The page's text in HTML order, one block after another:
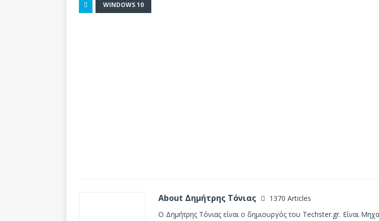
WINDOWS 10
About Δημήτρης Τόνιας
1370 Articles
Ο Δημήτρης Τόνιας είναι ο δημιουργός του Techster.gr. Είναι